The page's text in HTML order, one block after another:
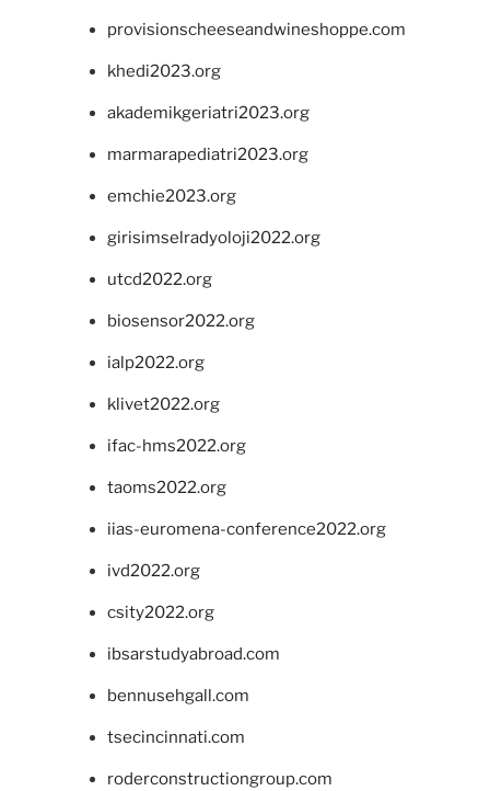
provisionscheeseandwineshoppe.com
khedi2023.org
akademikgeriatri2023.org
marmarapediatri2023.org
emchie2023.org
girisimselradyoloji2022.org
utcd2022.org
biosensor2022.org
ialp2022.org
klivet2022.org
ifac-hms2022.org
taoms2022.org
iias-euromena-conference2022.org
ivd2022.org
csity2022.org
ibsarstudyabroad.com
bennusehgall.com
tsecincinnati.com
roderconstructiongroup.com